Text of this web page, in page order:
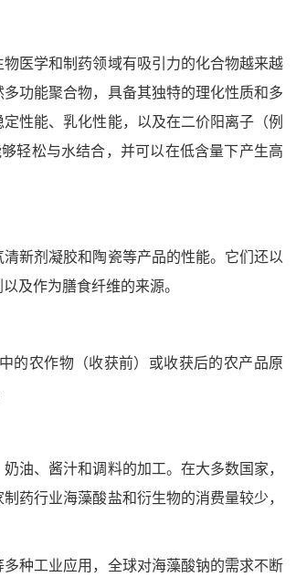
医学和制药领域有吸引力的化合物越来越
功能聚合物，具备其独特的理化性质和多
性能、乳化性能，以及在二价阳离子（例
轻松与水结合，并可以在低含量下产生高
新剂凝胶和陶瓷等产品的性能。它们还以
及作为膳食纤维的来源。
的农作物（收获前）或收获后的农产品原
油、酱汁和调料的加工。在大多数国家，
药行业海藻酸盐和衍生物的消费量较少，
种工业应用，全球对海藻酸钠的需求不断